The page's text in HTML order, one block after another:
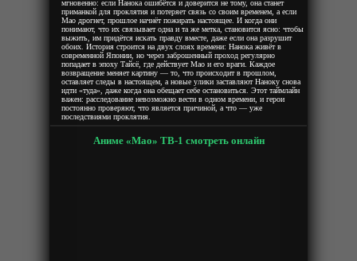
мгновенно: если Нанока ошибётся и доверится не тому, она станет
приманкой для проклятия и потеряет связь со своим временем, а если
Мао дрогнет, прошлое начнёт пожирать настоящее. И когда они
понимают, что их связывает одна и та же метка, становится ясно: чтобы
выжить, им придётся искать правду вместе, даже если она разрушит
обоих. История строится на двух слоях времени: Нанока живёт в
современной Японии, но через заброшенный проход регулярно
попадает в эпоху Тайсё, где действует Мао и его враги. Каждое
возвращение меняет картину — то, что происходит в прошлом,
оставляет следы в настоящем, а новые улики заставляют Наноку снова
идти «туда», даже когда она обещает себе остановиться. Этот таймлайн
важен: расследование невозможно вести в одном времени, и герои
постоянно проверяют, что является причиной, а что — уже
последствиями проклятия.
Аниме «Мао» ТВ-1 смотреть онлайн